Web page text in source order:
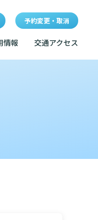
予約変更・取消
情報 交通アクセス
ビス